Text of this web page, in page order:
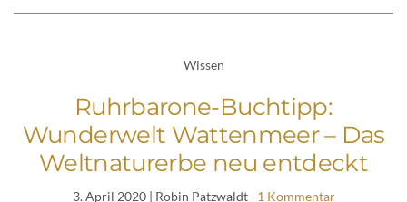
Wissen
Ruhrbarone-Buchtipp:
Wunderwelt Wattenmeer – Das
Weltnaturerbe neu entdeckt
3. April 2020| Robin Patzwaldt 1 Kommentar